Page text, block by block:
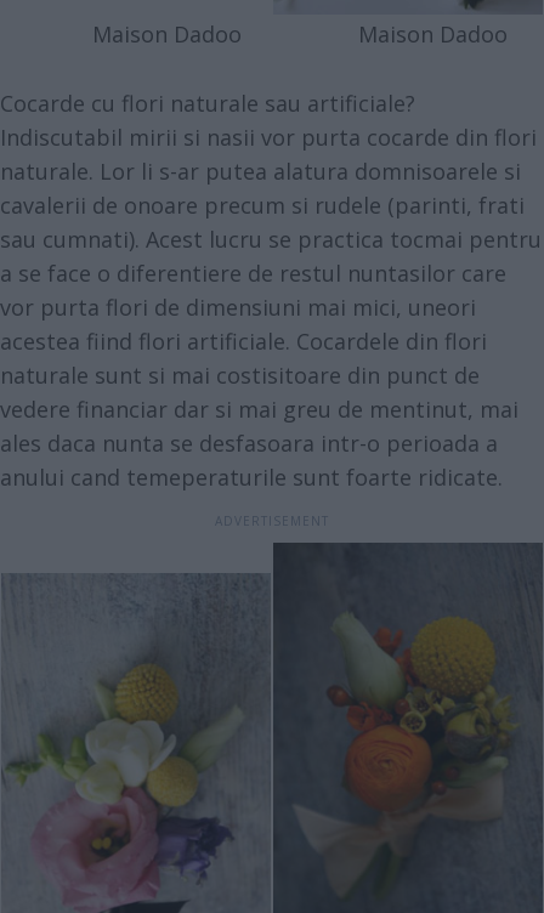
Maison Dadoo Maison Dadoo
Cocarde cu flori naturale sau artificiale?
Indiscutabil mirii si nasii vor purta cocarde din flori
naturale. Lor li s-ar putea alatura domnisoarele si
cavalerii de onoare precum si rudele (parinti, frati
sau cumnati). Acest lucru se practica tocmai pentru
a se face o diferentiere de restul nuntasilor care
vor purta flori de dimensiuni mai mici, uneori
acestea fiind flori artificiale. Cocardele din flori
naturale sunt si mai costisitoare din punct de
vedere financiar dar si mai greu de mentinut, mai
ales daca nunta se desfasoara intr-o perioada a
anului cand temeperaturile sunt foarte ridicate.